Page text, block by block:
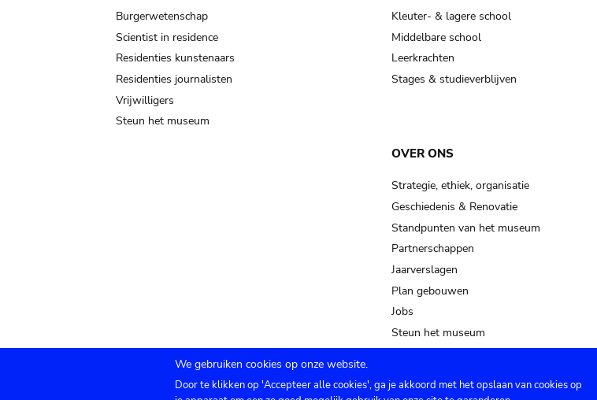
cooking-pot
jar; mud?
soil, earth
Burgerwetenschap
Scientist in residence
Residenties kunstenaars
Residenties journalisten
Vrijwilligers
Steun het museum
Kleuter- & lagere school
Middelbare school
Leerkrachten
Stages & studieverblijven
OVER ONS
Strategie, ethiek, organisatie
Geschiedenis & Renovatie
Standpunten van het museum
Partnerschappen
Jaarverslagen
Plan gebouwen
Jobs
Steun het museum
We gebruiken cookies op onze website.
Door te klikken op 'Accepteer alle cookies', ga je akkoord met het opslaan van cookies op